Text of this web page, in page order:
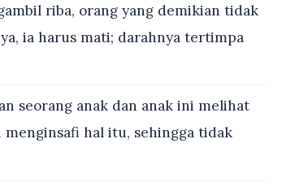
riba, orang yang demikian tidak
ia harus mati; darahnya tertimpa
seorang anak dan anak ini melihat
menginsafi hal itu, sehingga tidak